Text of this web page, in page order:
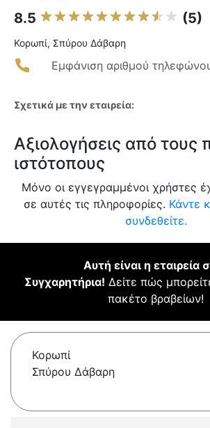
8.5 (5)
Κορωπί, Σπύρου Δάβαρη
Εμφάνιση αριθμού
Σχετικά με την εταιρεία:
Αξιολογήσεις από
ιστότοπους
Μόνο οι εγγεγραμμένοι χρήστες
σε αυτές τις πληροφορίες. Κάντε
συνδεθείτε.
Αυτή είναι η εταιρεία
Συγχαρητήρια! Δείτε πώς
πακέτο βραβείων!
Κορωπί
Σπύρου Δάβαρη